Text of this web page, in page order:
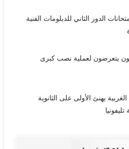
الدور الثاني للدبلومات الفنية
يتعرضون لعملية نصب كبرى
يهنئ الأولى على الثانوية
تليفونيا